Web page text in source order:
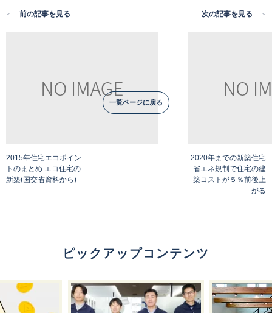
前の記事を見る
2015年住宅エコポイン
トのまとめ エコ住宅の
新築(国交省資料から)
一覧ページに戻る
次の記事を見る
2020年までの新築住宅
省エネ規制で住宅の建
築コストが５％前後上
がる
ピックアップコンテンツ